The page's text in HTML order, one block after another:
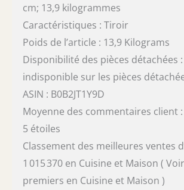
cm; 13,9 kilogrammes
Caractéristiques : Tiroir
Poids de l’article : 13,9 Kilograms
Disponibilité des pièces détachées
indisponible sur les pièces
ASIN : B0B2JT1Y9D
Moyenne des commentaires client
5 étoiles
Classement des meilleures ventes
1 015 370 en Cuisine et Maison (
premiers en Cuisine et Maison )